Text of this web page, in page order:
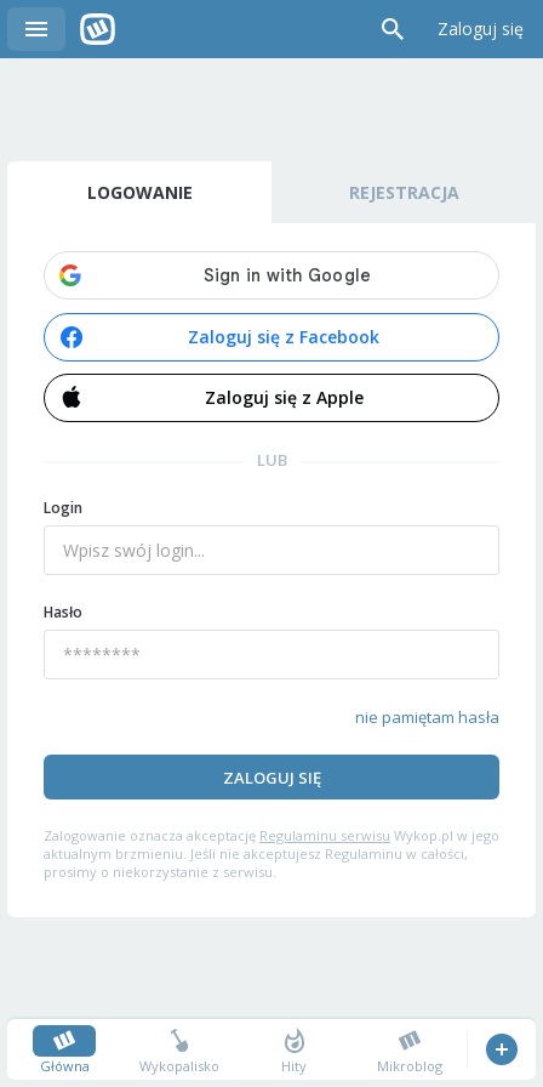
Zaloguj się
LOGOWANIE REJESTRACJA
Zaloguj się z Facebook
Zaloguj się z Apple
LUB
Login
Hasło
nie pamiętam hasła
ZALOGUJ SIĘ
Zalogowanie oznacza akceptację Regulaminu serwisu Wykop.pl w jego
aktualnym brzmieniu. Jeśli nie akceptujesz Regulaminu w całości,
prosimy o niekorzystanie z serwisu.
Główna Wykopalisko Hity Mikroblog